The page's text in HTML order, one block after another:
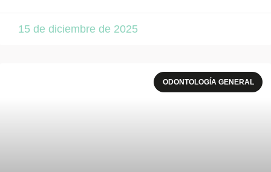
15 de diciembre de 2025
ODONTOLOGÍA GENERAL